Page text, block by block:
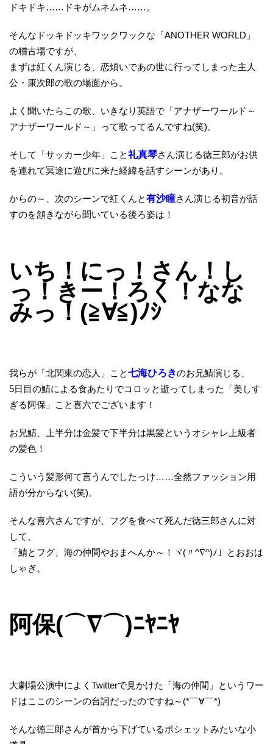
ドキドキ……ドキがムネムネ……。
そんなドッキドッキワックワックな「ANOTHER WORLD」
の稽古場ですが、
まずは紅くん演じる、恋煩いであの世に行ってしまった主人
公・康次郎の歌の場面から。
よく聞いたらこの歌、いきなり英語で「アナザーワールド～
アナザーワールド～」って歌ってるんですね(笑)。
そして「サッカー少年」こと礼真琴さん演じる徳三郎がお供
を連れて冥途に遊びに来た経緯を話すシーンがあり。
からの～、次のシーンで紅くんと有沙瞳さん演じる初音が話
すのを頷きながら聞いている後ろ姿は！
いち！にっ！さん！し
っ！きー！ろく！なな
みっ！(≧∀≦)ﾉｼ
我らが「北関東の恋人」こと七海ひろきのお兄鯖演じる、
5日目の鯖による食あたりでコロッと逝ってしまった「美しす
ぎる阿保」こと喜六でございます！
お兄鯖、上半分は金髪で下半分は黒髪というオシャレ上級者
の髪色！
こういう髪形何て言うんでしたっけ……全然ファッション用
語が分からない(笑)。
そんな喜六さんですが、フグを食べて死んだ徳三郎さんに対
して、
「鯖とフグ、海の仲間やおまへんか～！ヾ(〃^∇^)ﾉ」とおおは
しゃぎ。
阿保(⌒∇⌒)ﾆﾔﾆﾔ
大劇場公演中によくTwitterで見かけた「海の仲間」というワー
ドはここのシーンの台詞だったのですね～(*￣∀￣*)
そんな徳三郎さんが首から下げているポシェットみたいな小